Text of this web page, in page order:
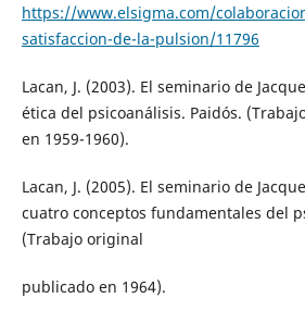
https://www.elsigma.com/
satisfaccion-de-la-pulsion/11796
Lacan, J. (2003). El seminario de
ética del psicoanálisis. Paidós.
en 1959-1960).
Lacan, J. (2005). El seminario de
cuatro conceptos fundamentales del
(Trabajo original
publicado en 1964).